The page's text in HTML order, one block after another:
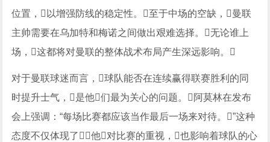
位置，以增强防线的稳定性。至于中场的空缺，曼联
主帅需要在乌加特和梅诺之间做出艰难选择。无论谁上
场，这都将对曼联的整体战术布局产生深远影响。
对于曼联球迷而言，球队能否在连续赢得联赛胜利的同
时提升士气，是他们最为关心的问题。阿莫林在发布
会上强调：“每场比赛都应该当作最后一场来对待。”这种
态度不仅体现了他对比赛的重视，也影响着球队的心